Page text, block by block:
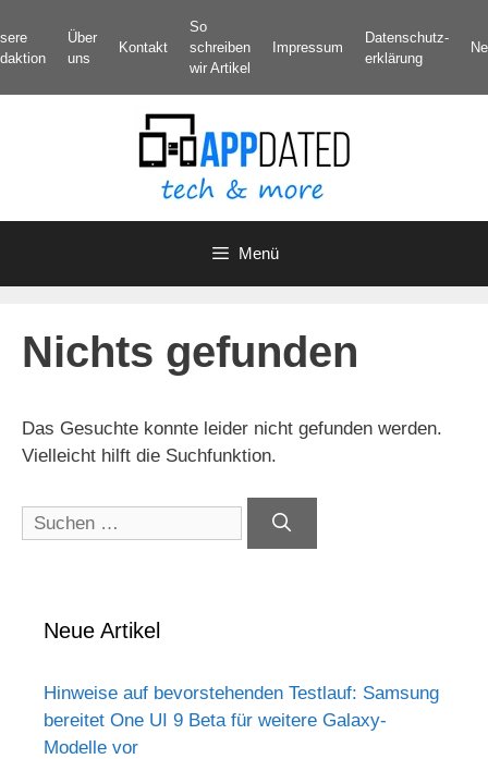
Inhalt
springen
Über
uns
Kontakt
So
schreiben
wir Artikel
Impressum
Datenschutz­
erklärung
Menü
Nichts gefunden
Das Gesuchte konnte leider nicht gefunden werden.
Vielleicht hilft die Suchfunktion.
Suchen
nach:
Neue Artikel
Hinweise auf bevorstehenden Testlauf: Samsung
bereitet One UI 9 Beta für weitere Galaxy-
Modelle vor